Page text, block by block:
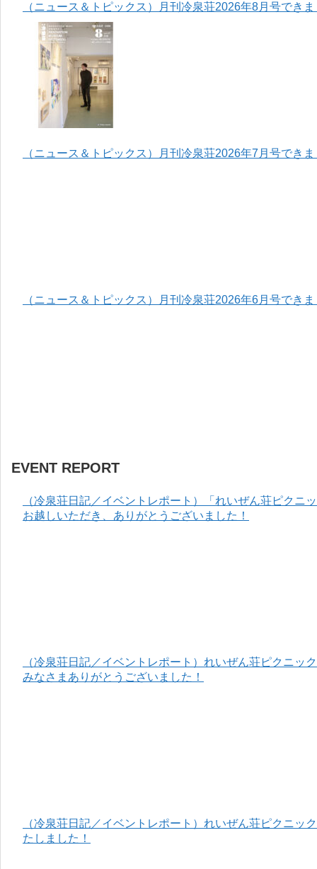
（ニュース＆トピックス）月刊冷泉荘2026年8月号でき
（ニュース＆トピックス）月刊冷泉荘2026年7月号でき
（ニュース＆トピックス）月刊冷泉荘2026年6月号でき
EVENT REPORT
（冷泉荘日記／イベントレポート）「れいぜん荘ピクニ
お越しいただき、ありがとうございました！
（冷泉荘日記／イベントレポート）れいぜん荘ピクニッ
みなさまありがとうございました！
（冷泉荘日記／イベントレポート）れいぜん荘ピクニッ
たしました！